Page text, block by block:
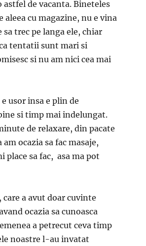
de vacanta. Bineteles
cu magazine, nu e vina
trec pe langa ele, chiar
tentatii sunt mari si
si nu am nici cea mai
usor insa e plin de
si timp mai indelungat.
de relaxare, din pacate
ocazia sa fac masaje,
place sa fac, asa ma pot
a avut doar cuvinte
ocazia sa cunoasca
a petrecut ceva timp
noastre l-au invatat